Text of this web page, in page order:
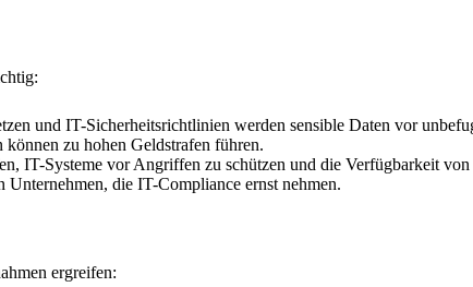
und IT-Sicherheitsrichtlinien werden sensible Daten vor
zu hohen Geldstrafen führen.
IT-Systeme vor Angriffen zu schützen und die Verfügbarkeit
Unternehmen, die IT-Compliance ernst nehmen.
ergreifen: